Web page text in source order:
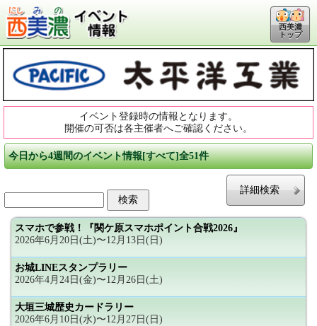
西美濃
トップ
イベント登録時の情報となります。
開催の可否は各主催者へご確認ください。
今日から4週間のイベント情報[すべて]全51件
詳細検索
スマホで参戦！『関ケ原スマホポイント合戦2026』
2026年6月20日(土)〜12月13日(日)
お城LINEスタンプラリー
2026年4月24日(金)〜12月26日(土)
大垣三城歴史カードラリー
2026年6月10日(水)〜12月27日(日)